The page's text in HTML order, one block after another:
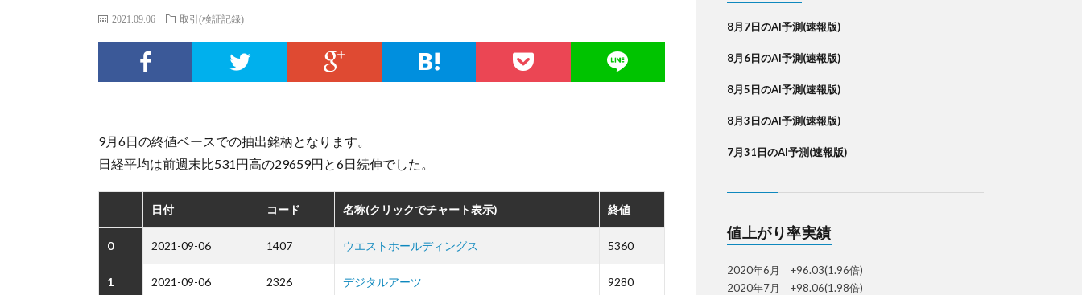
2021.09.06 取引(検証記録)
9月6日の終値ベースでの抽出銘柄となります。
日経平均は前週末比531円高の29659円と6日続伸でした。
日付 コード 名称(クリックでチャート表示) 終値
0 2021-09-06 1407 ウエストホールディングス 5360
1 2021-09-06 2326 デジタルアーツ 9280
8月7日のAI予測(速報版)
8月6日のAI予測(速報版)
8月5日のAI予測(速報版)
8月3日のAI予測(速報版)
7月31日のAI予測(速報版)
値上がり率実績
2020年6月 +96.03(1.96倍)
2020年7月 +98.06(1.98倍)